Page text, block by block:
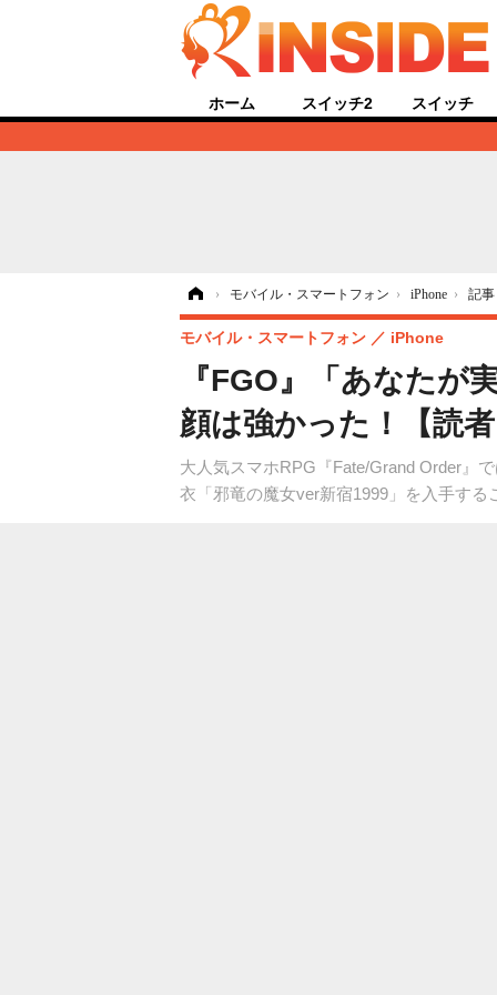
ホーム スイッチ2 スイッチ
› モバイル・スマートフォン › iPhone › 記事
『FGO』「あなた
顔は強かった！【読
大人気スマホRPG『Fate/Grand Order』
衣「邪竜の魔女ver新宿1999」を入手する
モバイル・スマートフォン iPhone